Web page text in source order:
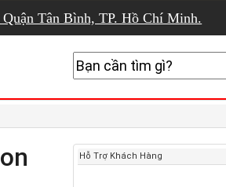
Tân Bình, TP. Hồ Chí Minh.
Hỗ Trợ Khách Hàng